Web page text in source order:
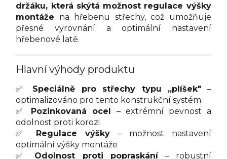
držáku, která skýtá možnost regulace výšky
montáže
na hřebenu střechy, což umožňuje
přesné vyrovnání a optimální nastavení
hřebenové latě.
Hlavní výhody produktu
✅ Speciálně pro střechy typu „plíšek"
–
optimalizováno pro tento konstrukční systém
✅
Pozinkovaná ocel
– extrémní pevnost a
odolnost proti korozi
✅
Regulace výšky
– možnost nastavení
optimální výšky montáže
✅
Odolnost proti popraskání
– robustní